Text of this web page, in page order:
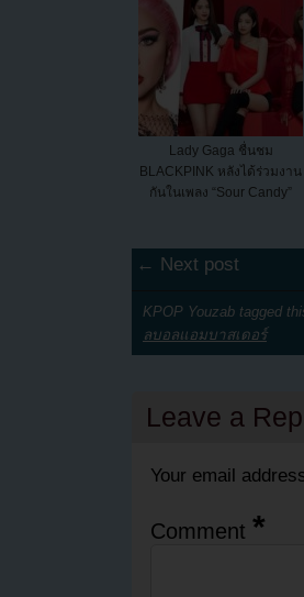
Lady Gaga ชื่นชม
BLACKPINK หลังได้ร่วมงาน
กันในเพลง “Sour Candy”
← Next post
KPOP Youzab tagged
ลบอลแอมบาสเดอร์
Leave a
Your email
Comment *